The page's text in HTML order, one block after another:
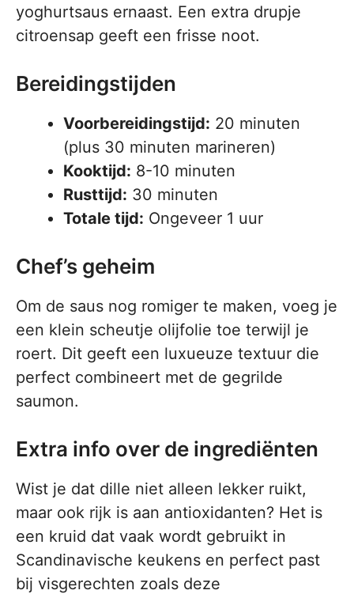
yoghurtsaus ernaast. Een extra drupje
citroensap geeft een frisse noot.
Bereidingstijden
Voorbereidingstijd: 20 minuten
(plus 30 minuten marineren)
Kooktijd: 8-10 minuten
Rusttijd: 30 minuten
Totale tijd: Ongeveer 1 uur
Chef’s geheim
Om de saus nog romiger te maken, voeg je
een klein scheutje olijfolie toe terwijl je
roert. Dit geeft een luxueuze textuur die
perfect combineert met de gegrilde
saumon.
Extra info over de ingrediënten
Wist je dat dille niet alleen lekker ruikt,
maar ook rijk is aan antioxidanten? Het is
een kruid dat vaak wordt gebruikt in
Scandinavische keukens en perfect past
bij visgerechten zoals deze